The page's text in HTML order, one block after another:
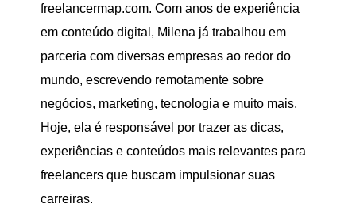
freelancermap.com. Com anos de experiência
em conteúdo digital, Milena já trabalhou em
parceria com diversas empresas ao redor do
mundo, escrevendo remotamente sobre
negócios, marketing, tecnologia e muito mais.
Hoje, ela é responsável por trazer as dicas,
experiências e conteúdos mais relevantes para
freelancers que buscam impulsionar suas
carreiras.